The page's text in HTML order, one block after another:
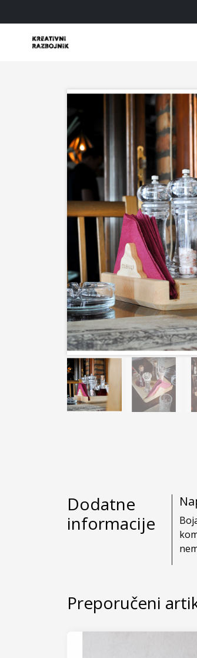
Dodatne
informacije
Preporučeni